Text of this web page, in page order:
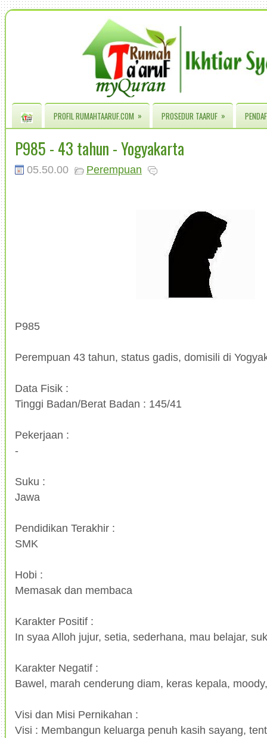
PROFIL RUMAHTAARUF.COM » PROSEDUR TAARUF »
P985 - 43 tahun - Yogyakarta
05.50.00 Perempuan
P985
Perempuan 43 tahun, status gadis, domisili di
Data Fisik :
Tinggi Badan/Berat Badan : 145/41
Pekerjaan :
-
Suku :
Jawa
Pendidikan Terakhir :
SMK
Hobi :
Memasak dan membaca
Karakter Positif :
In syaa Alloh jujur, setia, sederhana, mau belajar,
Karakter Negatif :
Bawel, marah cenderung diam, keras kepala,
Visi dan Misi Pernikahan :
Visi : Membangun keluarga penuh kasih sayang,